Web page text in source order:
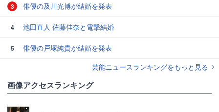
3 俳優の及川光博が結婚を発表
4 池田直人 佐藤佳奈と電撃結婚
5
俳優の戸塚純貴が結婚を発表
芸能ニュースランキングをもっと見る
画像アクセスランキング